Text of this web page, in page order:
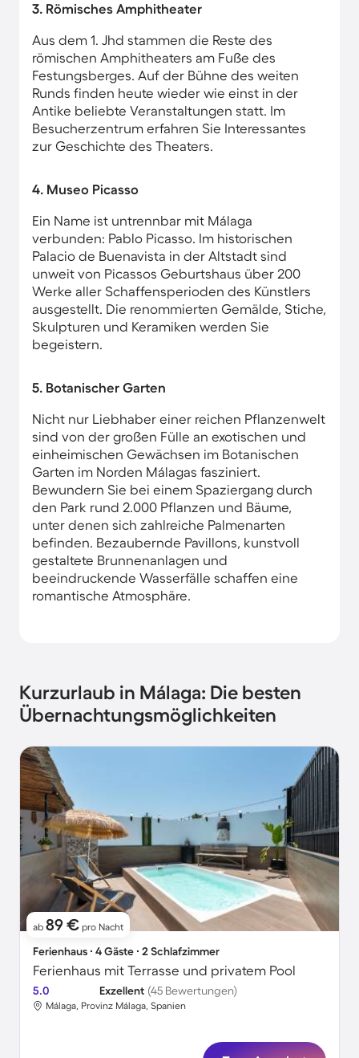
3. Römisches Amphitheater
Aus dem 1. Jhd stammen die Reste des
römischen Amphitheaters am Fuße des
Festungsberges. Auf der Bühne des weiten
Runds finden heute wieder wie einst in der
Antike beliebte Veranstaltungen statt. Im
Besucherzentrum erfahren Sie Interessantes
zur Geschichte des Theaters.
4. Museo Picasso
Ein Name ist untrennbar mit Málaga
verbunden: Pablo Picasso. Im historischen
Palacio de Buenavista in der Altstadt sind
unweit von Picassos Geburtshaus über 200
Werke aller Schaffensperioden des Künstlers
ausgestellt. Die renommierten Gemälde, Stiche,
Skulpturen und Keramiken werden Sie
begeistern.
5. Botanischer Garten
Nicht nur Liebhaber einer reichen Pflanzenwelt
sind von der großen Fülle an exotischen und
einheimischen Gewächsen im Botanischen
Garten im Norden Málagas fasziniert.
Bewundern Sie bei einem Spaziergang durch
den Park rund 2.000 Pflanzen und Bäume,
unter denen sich zahlreiche Palmenarten
befinden. Bezaubernde Pavillons, kunstvoll
gestaltete Brunnenanlagen und
beeindruckende Wasserfälle schaffen eine
romantische Atmosphäre.
Kurzurlaub in Málaga: Die besten
Übernachtungsmöglichkeiten
ab 89 € pro Nacht
Ferienhaus ∙ 4 Gäste ∙ 2 Schlafzimmer
Ferienhaus mit Terrasse und privatem Pool
5.0 Exzellent (45 Bewertungen)
Málaga, Provinz Málaga, Spanien